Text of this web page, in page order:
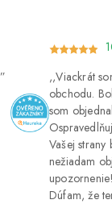
Viackrát
obchodu.
som
Vašej
nežiadam
Dúfam, že